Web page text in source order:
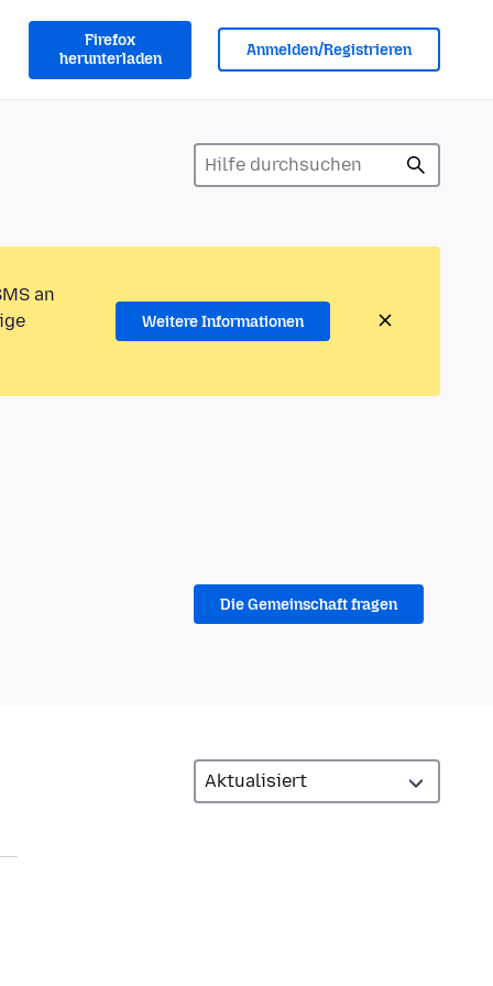
Firefox
herunterladen
Anmelden/Registrieren
an
Weitere Informationen
Die Gemeinschaft fragen